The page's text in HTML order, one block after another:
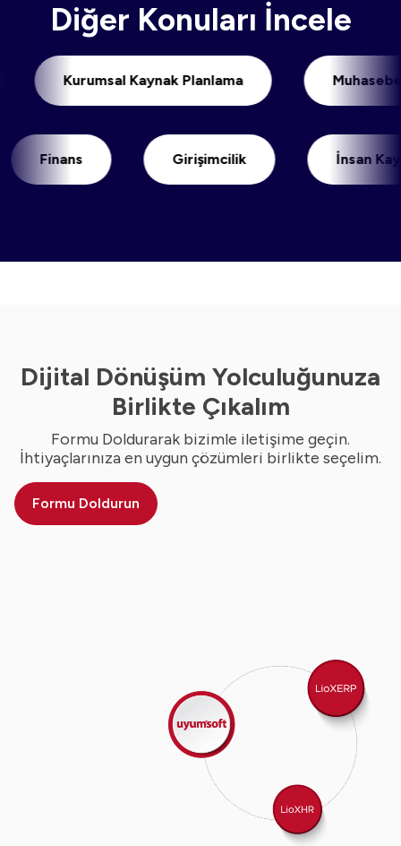
Diğer Konuları İncele
Kurumsal Kaynak Planlama
Finans Girişimcilik İnsan
Dijital Dönüşüm Yolculuğunuza
Birlikte Çıkalım
Formu Doldurarak bizimle iletişime geçin.
İhtiyaçlarınıza en uygun çözümleri birlikte seçelim.
Formu Doldurun